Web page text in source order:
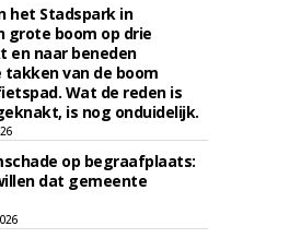
het Stadspark in
grote boom op drie
en naar beneden
van de boom
Wat de reden is
is nog onduidelijk.
op begraafplaats:
dat gemeente